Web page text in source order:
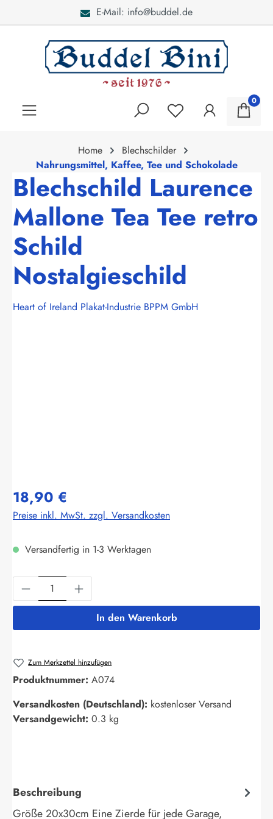
E-Mail: info@buddel.de
0
Home
Blechschilder
Nahrungsmittel, Kaffee, Tee und Schokolade
Blechschild Laurence
Mallone Tea Tee retro
Schild
Nostalgieschild
Heart of Ireland Plakat-Industrie BPPM GmbH
18,90 €
Preise inkl. MwSt. zzgl. Versandkosten
Versandfertig in 1-3 Werktagen
Produkt Anzahl: Gib den gewünschten
In den Warenkorb
Zum Merkzettel hinzufügen
Produktnummer: A074
Versandkosten (Deutschland): kostenloser Versand
Versandgewicht: 0.3 kg
Beschreibung
Größe 20x30cm Eine Zierde für jede Garage,